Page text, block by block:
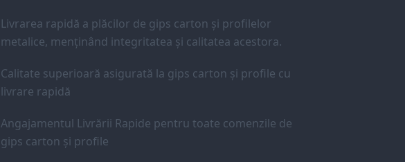
Livrarea rapidă a plăcilor de gips carton și profilelor
metalice, menținând integritatea și calitatea acestora.
Calitate superioară asigurată la gips carton și profile cu
livrare rapidă
Angajamentul Livrării Rapide pentru toate comenzile de
gips carton și profile